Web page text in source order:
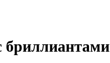
бриллиантами